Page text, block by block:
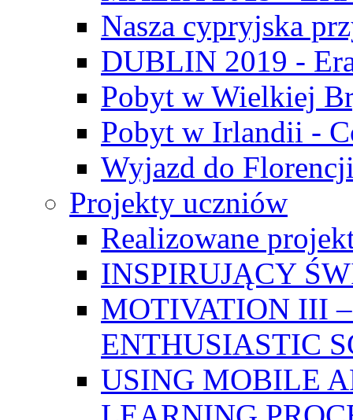
Nasza cypryjska
DUBLIN 2019 -
Pobyt w Wielkiej
Pobyt w Irlandii -
Wyjazd do
Projekty uczniów
Realizowane
INSPIRUJĄCY
MOTIVATION III
ENTHUSIASTIC
USING MOBILE